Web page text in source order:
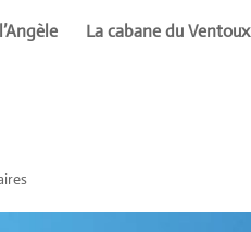
La cabane du Ventoux